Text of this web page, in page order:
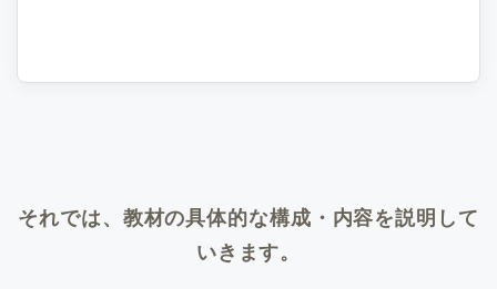
それでは、教材の具体的な構成・内容を説明して
いきます。